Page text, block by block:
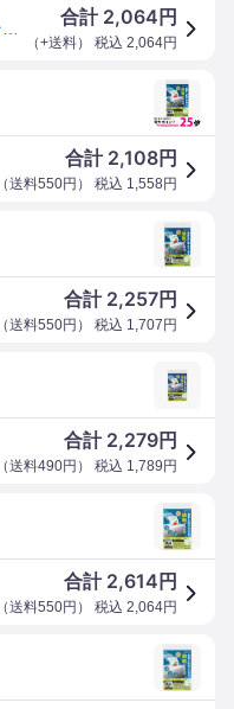
合計 2,064 円
（+送料） 税込 2,064円
合計 2,108円
（送料550円 ） 税込 1,558 円
合計 2,257円
（送料550円 ） 税込 1,707 円
合計 2,279円
（送料490円 ） 税込 1,789 円
合計 2,614 円
（送料550円 ） 税込 2,064円